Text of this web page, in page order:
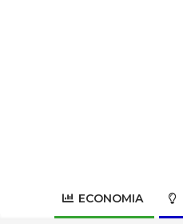
ECONOMIA